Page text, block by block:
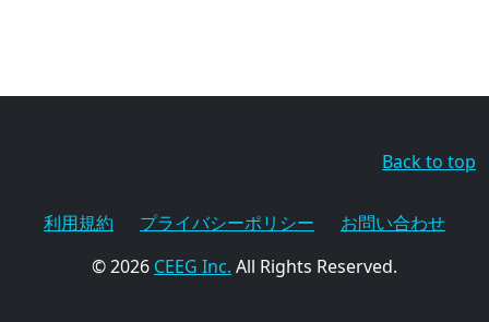
Back to top
利用規約 プライバシーポリシー
お問い合わせ
© 2026 CEEG Inc. All Rights Reserved.